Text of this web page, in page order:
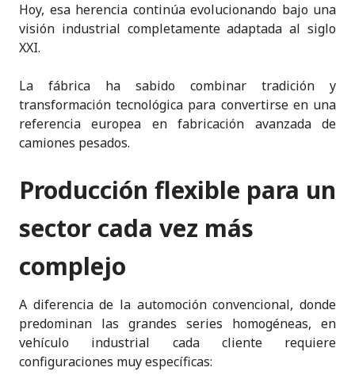
Hoy, esa herencia continúa evolucionando bajo una
visión industrial completamente adaptada al siglo
XXI.
La fábrica ha sabido combinar tradición y
transformación tecnológica para convertirse en una
referencia europea en fabricación avanzada de
camiones pesados.
Producción flexible para un
sector cada vez más
complejo
A diferencia de la automoción convencional, donde
predominan las grandes series homogéneas, en
vehículo industrial cada cliente requiere
configuraciones muy específicas: